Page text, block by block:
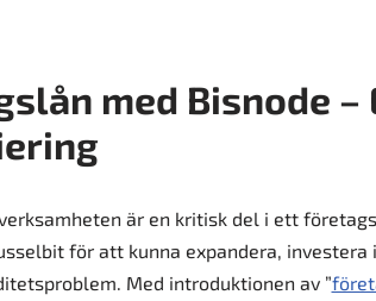
med Bisnode –
är en kritisk del i ett
för att kunna expandera,
Med introduktionen av ”